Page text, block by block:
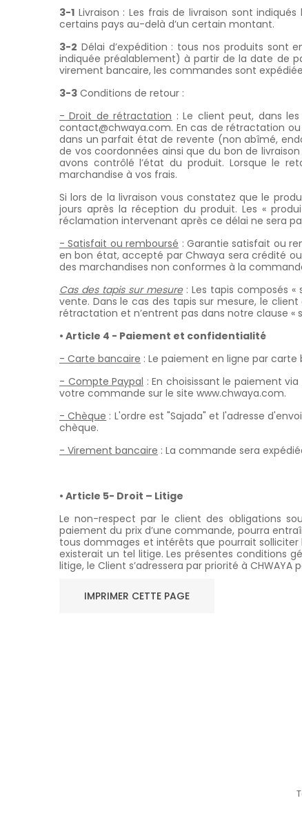
3-1 Livraison : Les frais de livraison sont
certains pays au-delà d’un certain montant.
3-2 Délai d’expédition : tous nos produits sont
indiquée préalablement) à partir de la date de
virement bancaire, les commandes sont
3-3 Conditions de retour :
- Droit de rétractation : Le client peut, dans
contact@chwaya.com. En cas de rétractation
dans un parfait état de revente (non abîmé,
de vos coordonnées ainsi que du bon de
avons contrôlé l’état du produit. Lorsque le
marchandise à vos frais.
Si lors de la livraison vous constatez que le
jours après la réception du produit. Les «
réclamation intervenant après ce délai ne sera
- Satisfait ou remboursé : Garantie satisfait ou
en bon état, accepté par Chwaya sera crédité
des marchandises non conformes à la
Cas des tapis sur mesure: Les tapis composés
vente. Dans le cas des tapis sur mesure, le
rétractation et n’entrent pas dans notre clause «
• Article 4 - Paiement et confidentialité
- Carte bancaire : Le paiement en ligne par carte
- Compte Paypal : En choisissant le paiement
votre commande sur le site www.chwaya.com.
- Chèque : L'ordre est "Sajada" et l'adresse
chèque.
- Virement bancaire : La commande sera
• Article 5- Droit – Litige
Le non-respect par le client des obligations
paiement du prix d’une commande, pourra
tous dommages et intérêts que pourrait
existerait un tel litige. Les présentes conditions
litige, le Client s’adressera par priorité à